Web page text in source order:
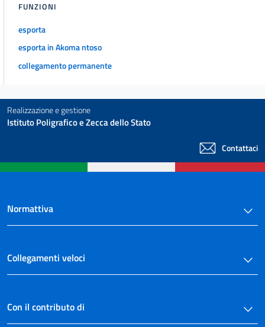
FUNZIONI
esporta
esporta in Akoma ntoso
collegamento permanente
Realizzazione e gestione
Istituto Poligrafico e Zecca dello Stato
Contattaci
Normattiva
Collegamenti veloci
Con il contributo di